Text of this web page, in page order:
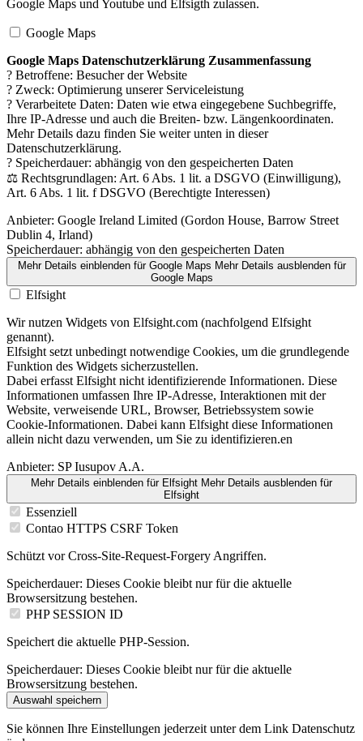
Google Maps und Youtube und Elfsigth zulassen.
Google Maps
Google Maps Datenschutzerklärung Zusammenfassung
? Betroffene: Besucher der Website
? Zweck: Optimierung unserer Serviceleistung
? Verarbeitete Daten: Daten wie etwa eingegebene Suchbegriffe,
Ihre IP-Adresse und auch die Breiten- bzw. Längenkoordinaten.
Mehr Details dazu finden Sie weiter unten in dieser
Datenschutzerklärung.
? Speicherdauer: abhängig von den gespeicherten Daten
⚖️ Rechtsgrundlagen: Art. 6 Abs. 1 lit. a DSGVO (Einwilligung),
Art. 6 Abs. 1 lit. f DSGVO (Berechtigte Interessen)
Anbieter: Google Ireland Limited (Gordon House, Barrow Street
Dublin 4, Irland)
Speicherdauer: abhängig von den gespeicherten Daten
Mehr Details einblendenfür Google Maps Mehr Details ausblendenfür
Google Maps
Elfsight
Wir nutzen Widgets von Elfsight.com (nachfolgend Elfsight
genannt).
Elfsight setzt unbedingt notwendige Cookies, um die grundlegende
Funktion des Widgets sicherzustellen.
Dabei erfasst Elfsight nicht identifizierende Informationen. Diese
Informationen umfassen Ihre IP-Adresse, Interaktionen mit der
Website, verweisende URL, Browser, Betriebssystem sowie
Cookie-Informationen. Dabei kann Elfsight diese Informationen
allein nicht dazu verwenden, um Sie zu identifizieren.en
Anbieter: SP Iusupov A.A.
Mehr Details einblenden für Elfsight Mehr Details ausblenden für
Elfsight
Essenziell
Contao HTTPS CSRF Token
Schützt vor Cross-Site-Request-Forgery Angriffen.
Speicherdauer: Dieses Cookie bleibt nur für die aktuelle
Browsersitzung bestehen.
PHP SESSION ID
Speichert die aktuelle PHP-Session.
Speicherdauer: Dieses Cookie bleibt nur für die aktuelle
Browsersitzung bestehen.
Auswahl speichern
Sie können Ihre Einstellungen jederzeit unter dem Link Datenschutz